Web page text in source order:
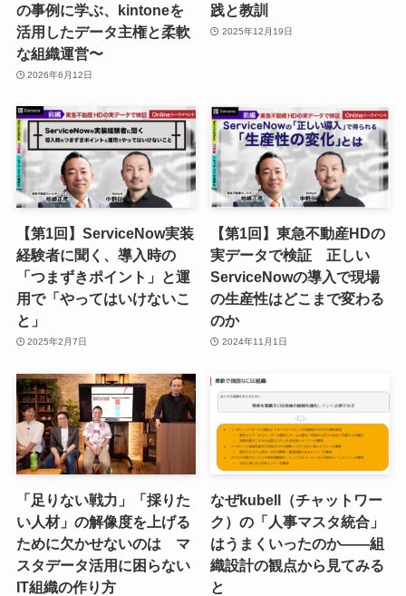
の事例に学ぶ、kintoneを
活用したデータ主権と柔軟
な組織運営〜
2026年6月12日
践と教訓
2025年12月19日
【第1回】ServiceNow実装
経験者に聞く、導入時の
「つまずきポイント」と運
用で「やってはいけないこ
と」
2025年2月7日
【第1回】東急不動産HDの
実データで検証 正しい
ServiceNowの導入で現場
の生産性はどこまで変わる
のか
2024年11月1日
「足りない戦力」「採りた
い人材」の解像度を上げる
ために欠かせないのは マ
スタデータ活用に困らない
IT組織の作り方
なぜkubell（チャットワー
ク）の「人事マスタ統合」
はうまくいったのか——組
織設計の観点から見てみる
と